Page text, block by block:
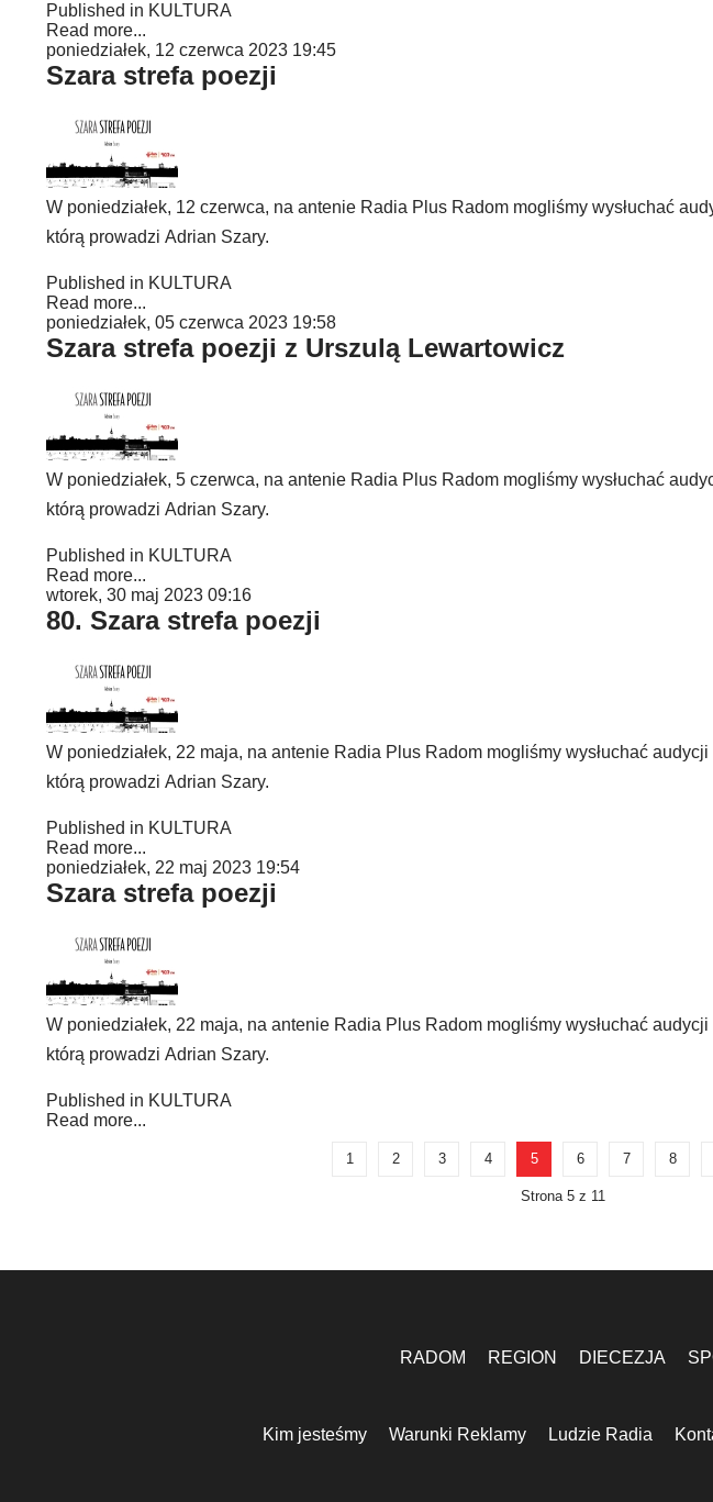
Published in KULTURA
Read more...
poniedziałek, 12 czerwca 2023 19:45
Szara strefa poezji
W poniedziałek, 12 czerwca, na antenie Radia Plus Radom mogliśmy wysłuchać
którą prowadzi Adrian Szary.
Published in KULTURA
Read more...
poniedziałek, 05 czerwca 2023 19:58
Szara strefa poezji z Urszulą Lewartowicz
W poniedziałek, 5 czerwca, na antenie Radia Plus Radom mogliśmy wysłuchać
którą prowadzi Adrian Szary.
Published in KULTURA
Read more...
wtorek, 30 maj 2023 09:16
80. Szara strefa poezji
W poniedziałek, 22 maja, na antenie Radia Plus Radom mogliśmy wysłuchać
którą prowadzi Adrian Szary.
Published in KULTURA
Read more...
poniedziałek, 22 maj 2023 19:54
Szara strefa poezji
W poniedziałek, 22 maja, na antenie Radia Plus Radom mogliśmy wysłuchać
którą prowadzi Adrian Szary.
Published in KULTURA
Read more...
1 2 3 4 5 6 7 8
Strona 5 z 11
RADOM REGION DIECEZJA
Kim jesteśmy Warunki Reklamy Ludzie Radia